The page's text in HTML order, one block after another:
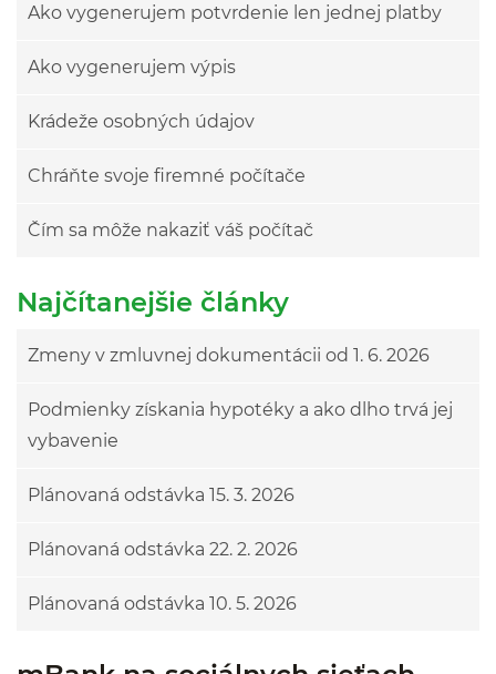
Ako vygenerujem potvrdenie len jednej platby
Ako vygenerujem výpis
Krádeže osobných údajov
Chráňte svoje firemné počítače
Čím sa môže nakaziť váš počítač
Najčítanejšie články
Zmeny v zmluvnej dokumentácii od 1. 6. 2026
Podmienky získania hypotéky a ako dlho trvá jej
vybavenie
Plánovaná odstávka 15. 3. 2026
Plánovaná odstávka 22. 2. 2026
Plánovaná odstávka 10. 5. 2026